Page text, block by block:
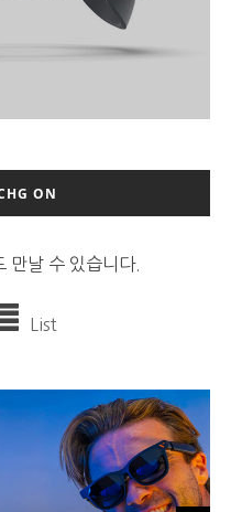
ON
만날 수 있습니다.
List